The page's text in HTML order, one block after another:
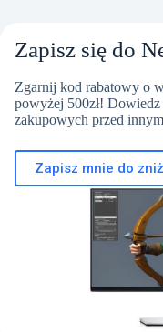
Zapisz się do
Zgarnij kod rabatowy o
powyżej 500zł!
zakupowych przed
Zapisz mnie do